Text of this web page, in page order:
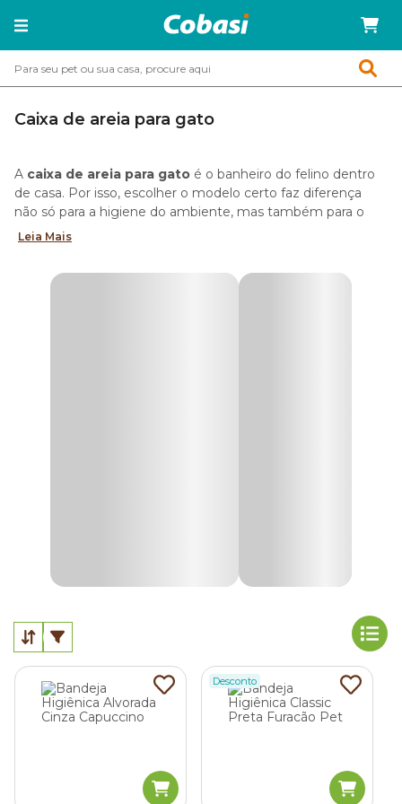
Caixa de areia para gato
A caixa de areia para gato é o banheiro do felino dentro
de casa. Por isso, escolher o modelo certo faz diferença
não só para a higiene do ambiente, mas também para o
conforto do pet e para evitar problemas como rejeição da
tamanho do gato, o acessório funciona como um
bem como sua profundidade, bordas e coberturas. Veja as
vantagens, desvantagens e indicações de cada um.
Caixa de areia aberta
filhotes ou idosos, pois é muito fácil de acessar e usar.
Leia Mais
Desconto